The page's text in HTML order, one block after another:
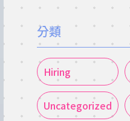
分類
Hiring
Uncategorized